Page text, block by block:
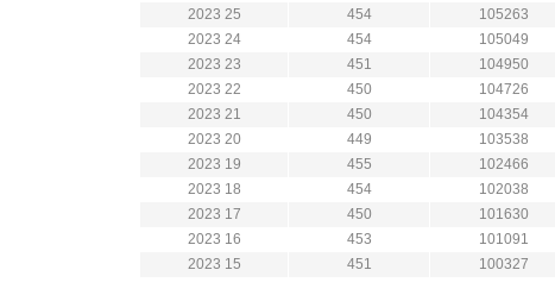
2023 25
454 105263
2023 24
454 105049
2023 23
451 104950
2023 22
450 104726
2023 21
450 104354
2023 20
449 103538
2023 19
455 102466
2023 18
454 102038
2023 17
450 101630
2023 16
453 101091
2023 15
451 100327